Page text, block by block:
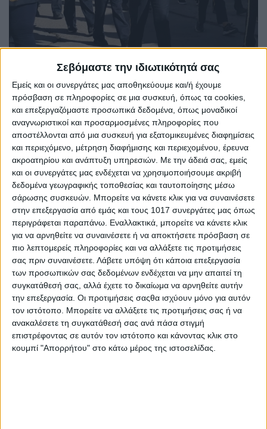
Σεβόμαστε την ιδιωτικότητά σας
Εμείς και οι συνεργάτες μας αποθηκεύουμε και/ή έχουμε
πρόσβαση σε πληροφορίες σε μια συσκευή, όπως τα cookies,
και επεξεργαζόμαστε προσωπικά δεδομένα, όπως μοναδικοί
αναγνωριστικοί και προσαρμοσμένες πληροφορίες που
αποστέλλονται από μια συσκευή για εξατομικευμένες διαφημίσεις
και περιεχόμενο, μέτρηση διαφήμισης και περιεχομένου, έρευνα
ακροατηρίου και ανάπτυξη υπηρεσιών. Με την άδειά σας, εμείς
και οι συνεργάτες μας ενδέχεται να χρησιμοποιήσουμε ακριβή
δεδομένα γεωγραφικής τοποθεσίας και ταυτοποίησης μέσω
σάρωσης συσκευών. Μπορείτε να κάνετε κλικ για να συναινέσετε
στην επεξεργασία από εμάς και τους 1017 συνεργάτες μας όπως
περιγράφεται παραπάνω. Εναλλακτικά, μπορείτε να κάνετε κλικ
για να αρνηθείτε να συναινέσετε ή να αποκτήσετε πρόσβαση σε
πιο λεπτομερείς πληροφορίες και να αλλάξετε τις προτιμήσεις
σας πριν συναινέσετε. Λάβετε υπόψη ότι κάποια επεξεργασία
των προσωπικών σας δεδομένων ενδέχεται να μην απαιτεί τη
συγκατάθεσή σας, αλλά έχετε το δικαίωμα να αρνηθείτε αυτήν
την επεξεργασία. Οι προτιμήσεις σαςθα ισχύουν μόνο για αυτόν
τον ιστότοπο. Μπορείτε να αλλάξετε τις προτιμήσεις σας ή να
ανακαλέσετε τη συγκατάθεσή σας ανά πάσα στιγμή
επιστρέφοντας σε αυτόν τον ιστότοπο και κάνοντας κλικ στο
κουμπί "Απορρήτου" στο κάτω μέρος της ιστοσελίδας.